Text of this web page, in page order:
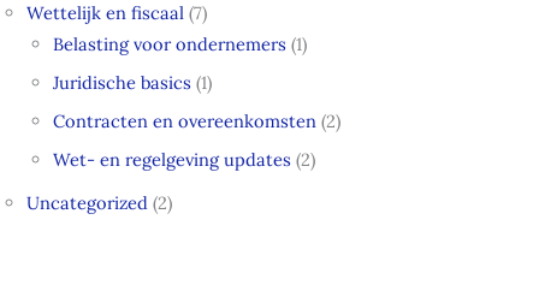
Wettelijk en fiscaal (7)
Belasting voor ondernemers (1)
Juridische basics (1)
Contracten en overeenkomsten (2)
Wet- en regelgeving updates (2)
Uncategorized (2)